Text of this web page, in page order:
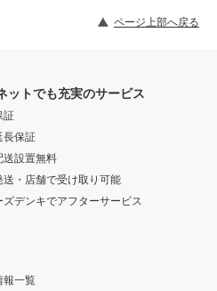
ページ上部へ戻る
ットでも充実のサービス
証
長保証
送設置無料
送・店舗で受け取り可能
ズデンキでアフターサービス
報一覧